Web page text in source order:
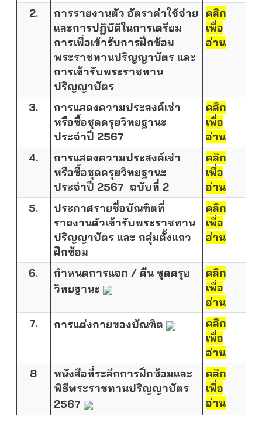
2.
การรายงานตัว อัตราค่าใช้จ่าย
และการปฏิบัติในการเตรียม
การเพื่อเข้ารับการฝึกซ้อม
พระราชทานปริญญาบัตร และ
การเข้ารับพระราชทาน
ปริญญาบัตร
คลิก
เพื่อ
อ่าน
3.
การแสดงความประสงค์เช่า
หรือซื้อชุดครุยวิทยฐานะ
ประจำปี 2567
คลิก
เพื่อ
อ่าน
4.
การแสดงความประสงค์เช่า
หรือซื้อชุดครุยวิทยฐานะ
ประจำปี 2567 ฉบับที่ 2
คลิก
เพื่อ
อ่าน
5.
ประกาศรายชื่อบัณฑิตที่
รายงานตัวเข้ารับพระราชทาน
ปริญญาบัตร และ กลุ่มตั้งแถว
ฝึกซ้อม
คลิก
เพื่อ
อ่าน
6.
กำหนดการแจก / คืน ชุดครุย
วิทยฐานะ
คลิก
เพื่อ
อ่าน
7.
การแต่งกายของบัณฑิต
คลิก
เพื่อ
อ่าน
8
หนังสือที่ระลึกการฝึกซ้อมและ
พิธีพระราชทานปริญญาบัตร
2567
คลิก
เพื่อ
อ่าน